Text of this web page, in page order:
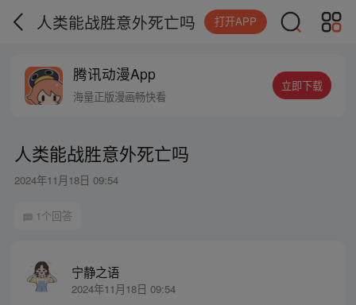
人类能战胜意外死亡吗 打开APP
腾讯动漫App
海量正版漫画畅快看
立即下载
人类能战胜意外死亡吗
2024年11月18日 09:54
1个回答
宁静之语
2024年11月18日 09:54